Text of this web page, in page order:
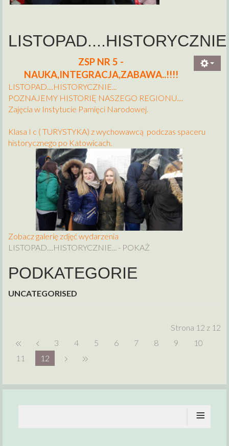
LISTOPAD....HISTORYCZNIE
ZSP NR 5 -
NAUKA,INTEGRACJA,ZABAWA..!!!!
LISTOPAD....HISTORYCZNIE...
POZNAJEMY HISTORIĘ NASZEGO REGIONU....
Zajęcia w Instytucie Pamięci Narodowej.
Klasa I c ( TURYSTYKA) z wychowawcą podczas spaceru
historycznego po Katowicach.
Zobacz galerię zdjęć wydarzenia
LISTOPAD....HISTORYCZNIE... - POKAŻ
PODKATEGORIE
UNCATEGORISED
Strona 12 z 12
3
4 5 6 7 8 9
10
11
12
≡